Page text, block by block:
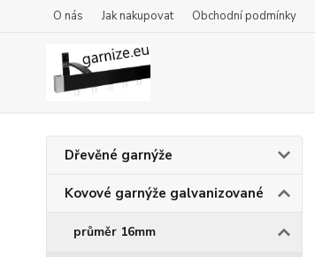
O nás Jak nakupovat Obchodní podmínky
Dřevěné garnýže
Kovové garnýže galvanizované
průměr 16mm